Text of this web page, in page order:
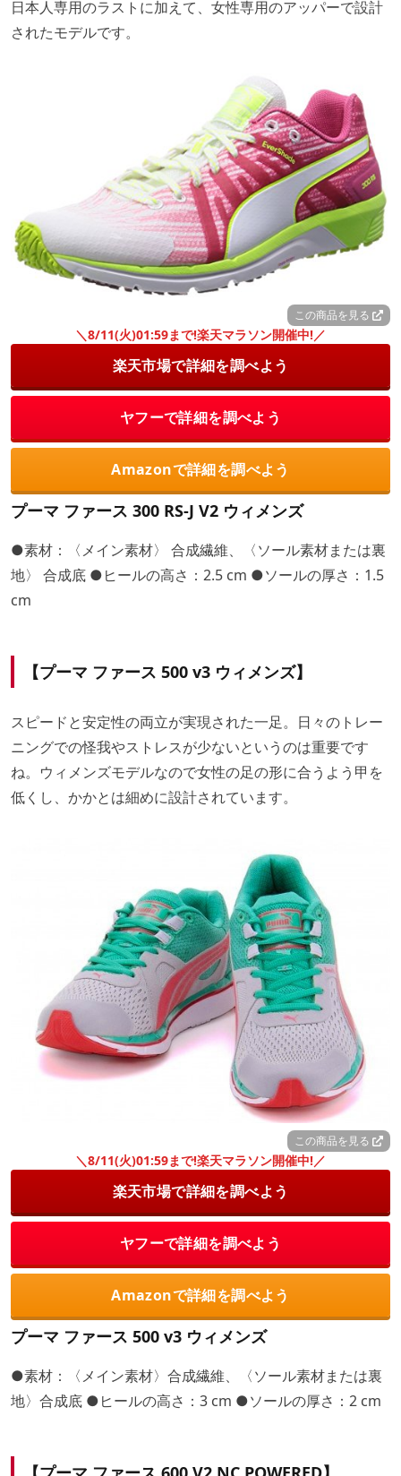
日本人専用のラストに加えて、女性専用のアッパーで設計
されたモデルです。
この商品を見る
＼8/11(火)01:59まで!楽天マラソン開催中!／
楽天市場で詳細を調べよう
ヤフーで詳細を調べよう
Amazonで詳細を調べよう
プーマ ファース 300 RS-J V2 ウィメンズ
●素材：〈メイン素材〉 合成繊維、〈ソール素材または裏
地〉 合成底 ●ヒールの高さ：2.5 cm ●ソールの厚さ：1.5
cm
【プーマ ファース 500 v3 ウィメンズ】
スピードと安定性の両立が実現された一足。日々のトレー
ニングでの怪我やストレスが少ないというのは重要です
ね。ウィメンズモデルなので女性の足の形に合うよう甲を
低くし、かかとは細めに設計されています。
この商品を見る
＼8/11(火)01:59まで!楽天マラソン開催中!／
楽天市場で詳細を調べよう
ヤフーで詳細を調べよう
Amazonで詳細を調べよう
プーマ ファース 500 v3 ウィメンズ
●素材：〈メイン素材〉合成繊維、〈ソール素材または裏
地〉合成底 ●ヒールの高さ：3 cm ●ソールの厚さ：2 cm